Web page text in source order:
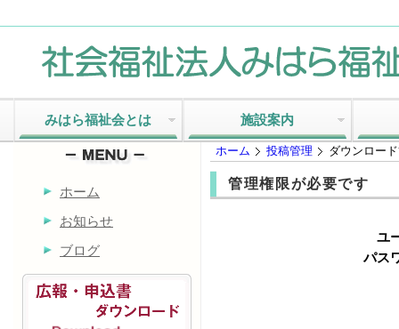
みはら福祉会とは 施設案内
ホーム
お知らせ
ブログ
ホーム 投稿管理 ダウンロー
管理権限が必要です
ユ
パス